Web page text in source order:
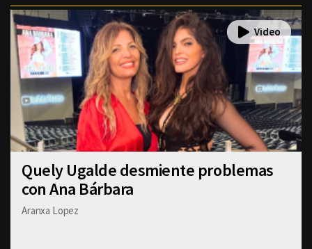
Quely Ugalde desmiente problemas
con Ana Bárbara
Aranxa Lopez